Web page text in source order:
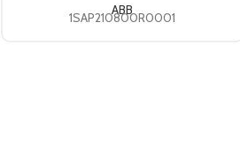
ABB
1SAP210800R0001